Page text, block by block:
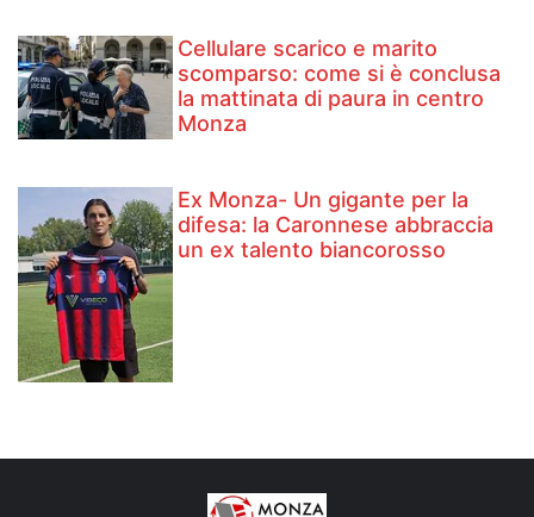
Cellulare scarico e marito
scomparso: come si è conclusa
la mattinata di paura in centro
Monza
Ex Monza- Un gigante per la
difesa: la Caronnese abbraccia
un ex talento biancorosso